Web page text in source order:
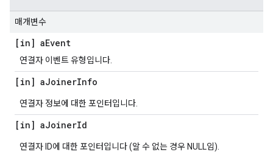
매개변수
[in] aEvent
연결자 이벤트 유형입니다.
[in] aJoinerInfo
연결자 정보에 대한 포인터입니다.
[in] aJoinerId
연결자 ID에 대한 포인터입니다 (알 수 없는 경우 NULL임).